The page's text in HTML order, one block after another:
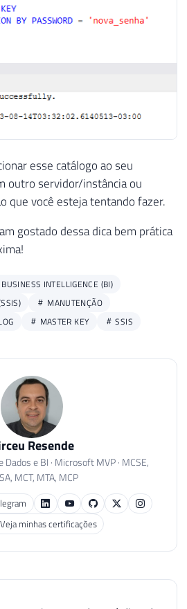
esse catálogo ao seu
outro servidor/instância ou
que você esteja tentando fazer.
gostado dessa dica bem prática
BUSINESS INTELLIGENCE (BI)
MANUTENÇÃO
MASTER KEY SSIS
Resende
e BI · Microsoft MVP · MCSE,
MCT, MTA, MCP
Veja minhas certificações